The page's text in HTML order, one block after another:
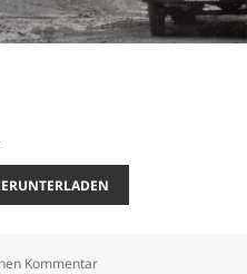
Kommentarzu Unfall auf der